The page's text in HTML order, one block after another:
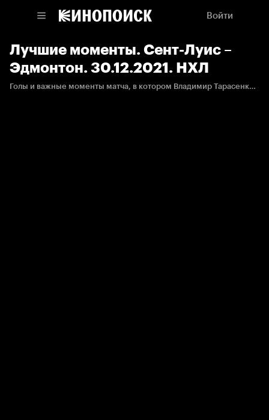
Войти
Лучшие моменты. Сент-Луис –
Эдмонтон. 30.12.2021. НХЛ
Голы и важные моменты матча, в котором Владимир Тарасенко набрал три очка, а Дмитрий Саморуков дебютировал в НХЛ.